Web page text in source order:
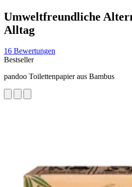
Umweltfreundliche
Alltag
16 Bewertungen
Bestseller
pandoo Toilettenpapier aus Bambus